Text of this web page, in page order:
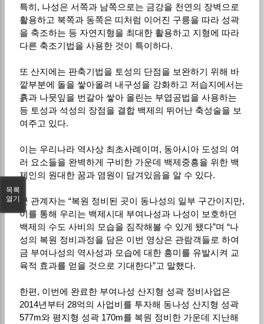
특히, 나성은 서쪽과 남쪽으로는 금강을 천연의 장벽으로
활용하고 북쪽과 동쪽은 띠처럼 이어진 구릉을 따라 성곽
을 축조하는 등 자연지형을 최대한 활용하고 지형에 따라
다른 축조기법을 사용한 것이 특이하다.
또 산지에는 판축기법을 토성의 단점을 보완하기 위해 바
깥부분에 돌을 쌓아올려 내구성을 강화하고 저습지에서는
흙과 나뭇잎을 번갈아 쌓아 올린는 부엽공법을 사용하는
등 토성과 석성의 장점을 결합 백제의 뛰어난 축성술을 보
여주고 있다.
이는 우리나라 역사상 최초사례이며, 동아시아 도성의 여
러 요소들을 완벽하게 구비한 가운데 백제중흥을 위한 백
제인의 원대한 꿈과 염원이 담겨있음을 알 수 있다.
군 관계자는 “복원 정비된 곳이 동나성의 일부 구간이지만,
이를 통해 우리는 백제시대 부여나성과 나성이 보호하던
백제의 수도 사비의 모습을 짐작해볼 수 있게 됐다”며 “나
성의 복원 정비과정을 담은 이번 영상은 관람객들로 하여
금 부여나성의 역사성과 모습에 대한 흥미를 유발시켜 교
육적 효과를 얻을 것으로 기대한다”고 말했다.
한편, 이번에 완료한 부여나성 산지형 성곽 정비사업은
2014년부터 28억의 사업비를 투자해 동나성 산지형 성곽
577m와 평지형 성곽 170m를 복원 정비한 가운데 지난해
목록
열기